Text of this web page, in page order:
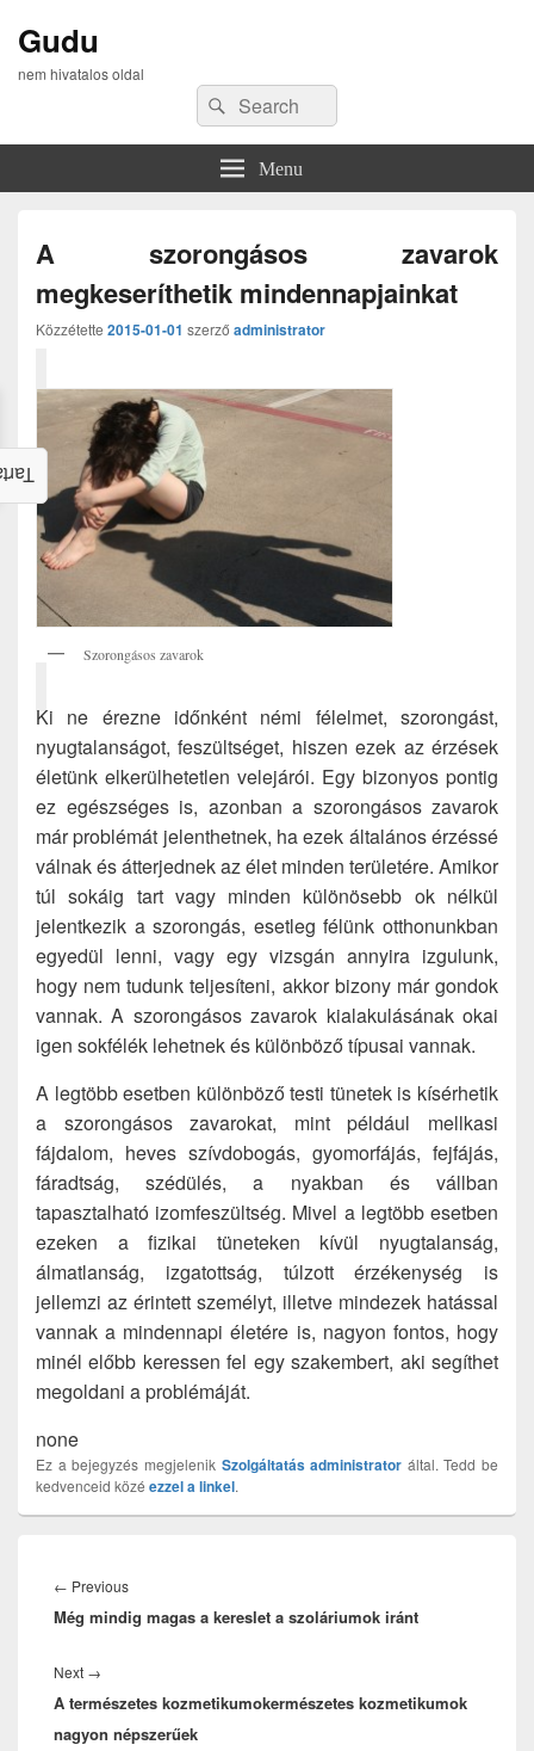
Gudu
nem hivatalos oldal
Search
for:
Search
Menu
A szorongásos zavarok
megkeseríthetik mindennapjainkat
Közzétette 2015-01-01 szerző administrator
Szorongásos zavarok
Ki ne érezne időnként némi félelmet, szorongást,
nyugtalanságot, feszültséget, hiszen ezek az érzések
életünk elkerülhetetlen velejárói. Egy bizonyos pontig
ez egészséges is, azonban a szorongásos zavarok
már problémát jelenthetnek, ha ezek általános érzéssé
válnak és átterjednek az élet minden területére. Amikor
túl sokáig tart vagy minden különösebb ok nélkül
jelentkezik a szorongás, esetleg félünk otthonunkban
egyedül lenni, vagy egy vizsgán annyira izgulunk,
hogy nem tudunk teljesíteni, akkor bizony már gondok
vannak. A szorongásos zavarok kialakulásának okai
igen sokfélék lehetnek és különböző típusai vannak.
A legtöbb esetben különböző testi tünetek is kísérhetik
a szorongásos zavarokat, mint például mellkasi
fájdalom, heves szívdobogás, gyomorfájás, fejfájás,
fáradtság, szédülés, a nyakban és vállban
tapasztalható izomfeszültség. Mivel a legtöbb esetben
ezeken a fizikai tüneteken kívül nyugtalanság,
álmatlanság, izgatottság, túlzott érzékenység is
jellemzi az érintett személyt, illetve mindezek hatással
vannak a mindennapi életére is, nagyon fontos, hogy
minél előbb keressen fel egy szakembert, aki segíthet
megoldani a problémáját.
none
Ez a bejegyzés megjelenik Szolgáltatás administrator által. Tedd be
kedvenceid közé ezzel a linkel.
navigáció
← PreviousPrevious
post:
Még mindig magas a kereslet a szoláriumok iránt
Next →
post:
A természetes kozmetikumokermészetes kozmetikumok
nagyon népszerűek